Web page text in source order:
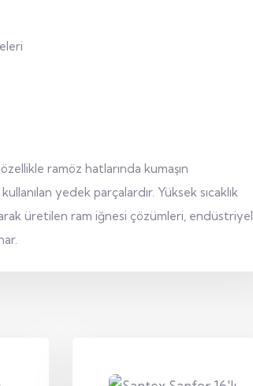
ramöz hatlarında kumaşın
yedek parçalardır. Yüksek sıcaklık
üretilen ram iğnesi çözümleri, endüstriyel